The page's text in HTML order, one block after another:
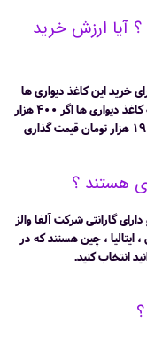
آیا ارزش خرید
اند و برای خرید این کاغذ دیواری ها
بهترین زمان است که اقدام کنید و در نظر داشته باشید که کاغذ دیواری ها اگر 400 هزار
تومان قیمتشان باشد در قسمت کاغذ دیواری های ارزان 190 هزار تومان قیمت گذاری
هستند ؟
گارانتی شرکت آلفا والز
ایتالیا ، چین هستند که در
انتخاب کنید.